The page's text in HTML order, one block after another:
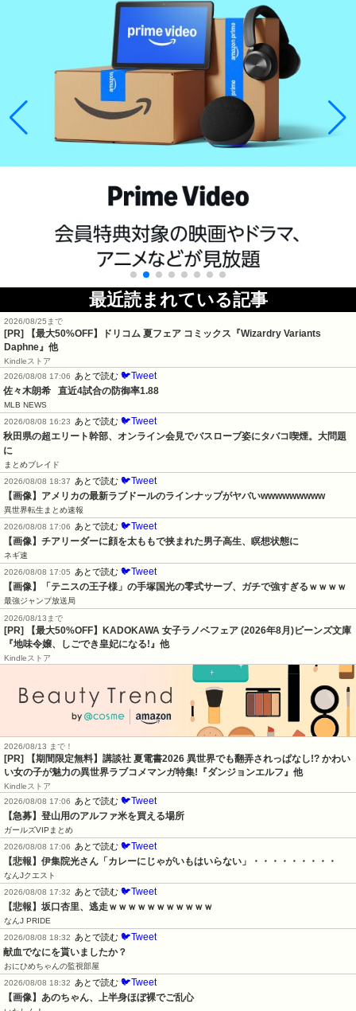
最近読まれている記事
2026/08/25まで
[PR]
【最大50%OFF】ドリコム 夏フェア コミックス『Wizardry Variants
Daphne』他
Kindleストア
2026/08/08 17:06
あとで読む 🐦Tweet
佐々木朗希   直近4試合の防御率1.88
MLB NEWS
2026/08/08 16:23
あとで読む 🐦Tweet
秋田県の超エリート幹部、オンライン会見でバスローブ姿にタバコ喫煙。大問題
に
まとめブレイド
2026/08/08 18:37
あとで読む 🐦Tweet
【画像】アメリカの最新ラブドールのラインナップがヤバいwwwwwwwww
異世界転生まとめ速報
2026/08/08 17:06
あとで読む 🐦Tweet
【画像】チアリーダーに顔を太ももで挟まれた男子高生、瞑想状態に
ネギ速
2026/08/08 17:05
あとで読む 🐦Tweet
【画像】「テニスの王子様」の手塚国光の零式サーブ、ガチで強すぎるｗｗｗｗ
最強ジャンプ放送局
2026/08/13まで
[PR] 【最大50%OFF】KADOKAWA 女子ラノベフェア (2026年8月)ビーンズ文庫
『地味令嬢、しごでき皇妃になる!』他
Kindleストア
2026/08/13 まで！
[PR] 【期間限定無料】講談社 夏電書2026 異世界でも翻弄されっぱなし!? かわい
い女の子が魅力の異世界ラブコメマンガ特集!『ダンジョンエルフ』他
Kindleストア
2026/08/08 17:06
あとで読む 🐦Tweet
【急募】登山用のアルファ米を買える場所
ガールズVIPまとめ
2026/08/08 17:06
あとで読む 🐦Tweet
【悲報】伊集院光さん「カレーにじゃがいもはいらない」・・・・・・・・・
なんJクエスト
2026/08/08 17:32
あとで読む 🐦Tweet
【悲報】坂口杏里、逃走ｗｗｗｗｗｗｗｗｗｗｗ
なんJ PRIDE
2026/08/08 18:32
あとで読む 🐦Tweet
献血でなにを貰いましたか？
おにひめちゃんの監視部屋
2026/08/08 18:32
あとで読む 🐦Tweet
【画像】あのちゃん、上半身ほぼ裸でご乱心